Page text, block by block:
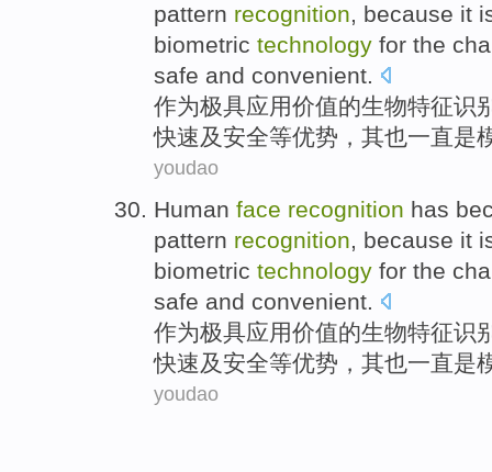
pattern recognition, because it
biometric technology for the
safe and convenient.
作为极具应用价值的生物特征识
快速及安全等优势， 其也一直是
youdao
Human face recognition has
pattern recognition, because it
biometric technology for the
safe and convenient.
作为极具应用价值的生物特征识
快速及安全等优势， 其也一直是
youdao